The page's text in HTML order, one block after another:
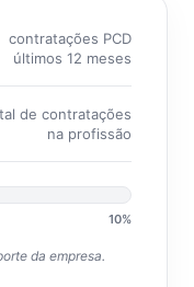
contratações PCD
últimos 12 meses
de contratações
na profissão
10%
da empresa.